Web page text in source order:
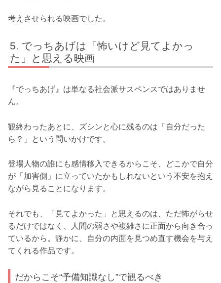
考えさせられる映画でした。
でっちあげは「怖いけど見てよかっ
た」と思える映画
『でっちあげ』は単なる社会派サスペンスではありませ
ん。
観終わったあとに、ズシンと心に残るのは「自分だった
ら？」という問いかけです。
登場人物の誰にも感情移入できるからこそ、どこかで自分
が「加害側」に立っていたかもしれないという不安を抱え
ながら見ることになります。
それでも、「見てよかった」と思えるのは、ただ怖がらせ
るだけではなく、人間の弱さや複雑さに正面から向き合っ
ているから。静かに、自分の内面を見つめ直す機会を与え
てくれる作品です。
だからこそ“予備知識なし”で観るべき